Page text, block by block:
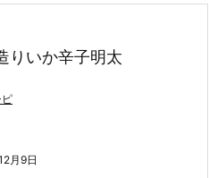
いか辛子明太
月9日